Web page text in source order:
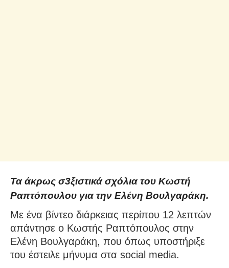
Τα άκρως σ3ξιστικά σχόλια του Κωστή
Ραπτόπουλου για την Ελένη Βουλγαράκη.
Με ένα βίντεο διάρκειας περίπου 12 λεπτών
απάντησε ο Κωστής Ραπτόπουλος στην
Ελένη Βουλγαράκη, που όπως υποστήριξε
του έστειλε μήνυμα στα social media.